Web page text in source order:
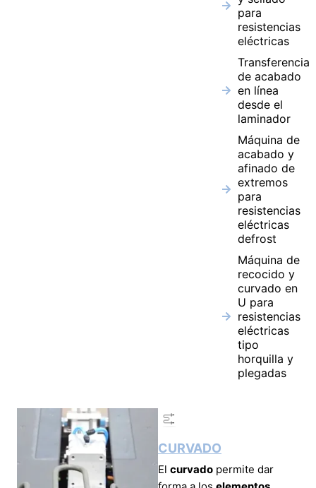
para
resistencias
eléctricas
Transferencia
de acabado
en línea
desde el
laminador
Máquina de
acabado y
afinado de
extremos
para
resistencias
eléctricas
defrost
Máquina de
recocido y
curvado en
U para
resistencias
eléctricas
tipo
horquilla y
plegadas
CURVADO
El curvado permite dar